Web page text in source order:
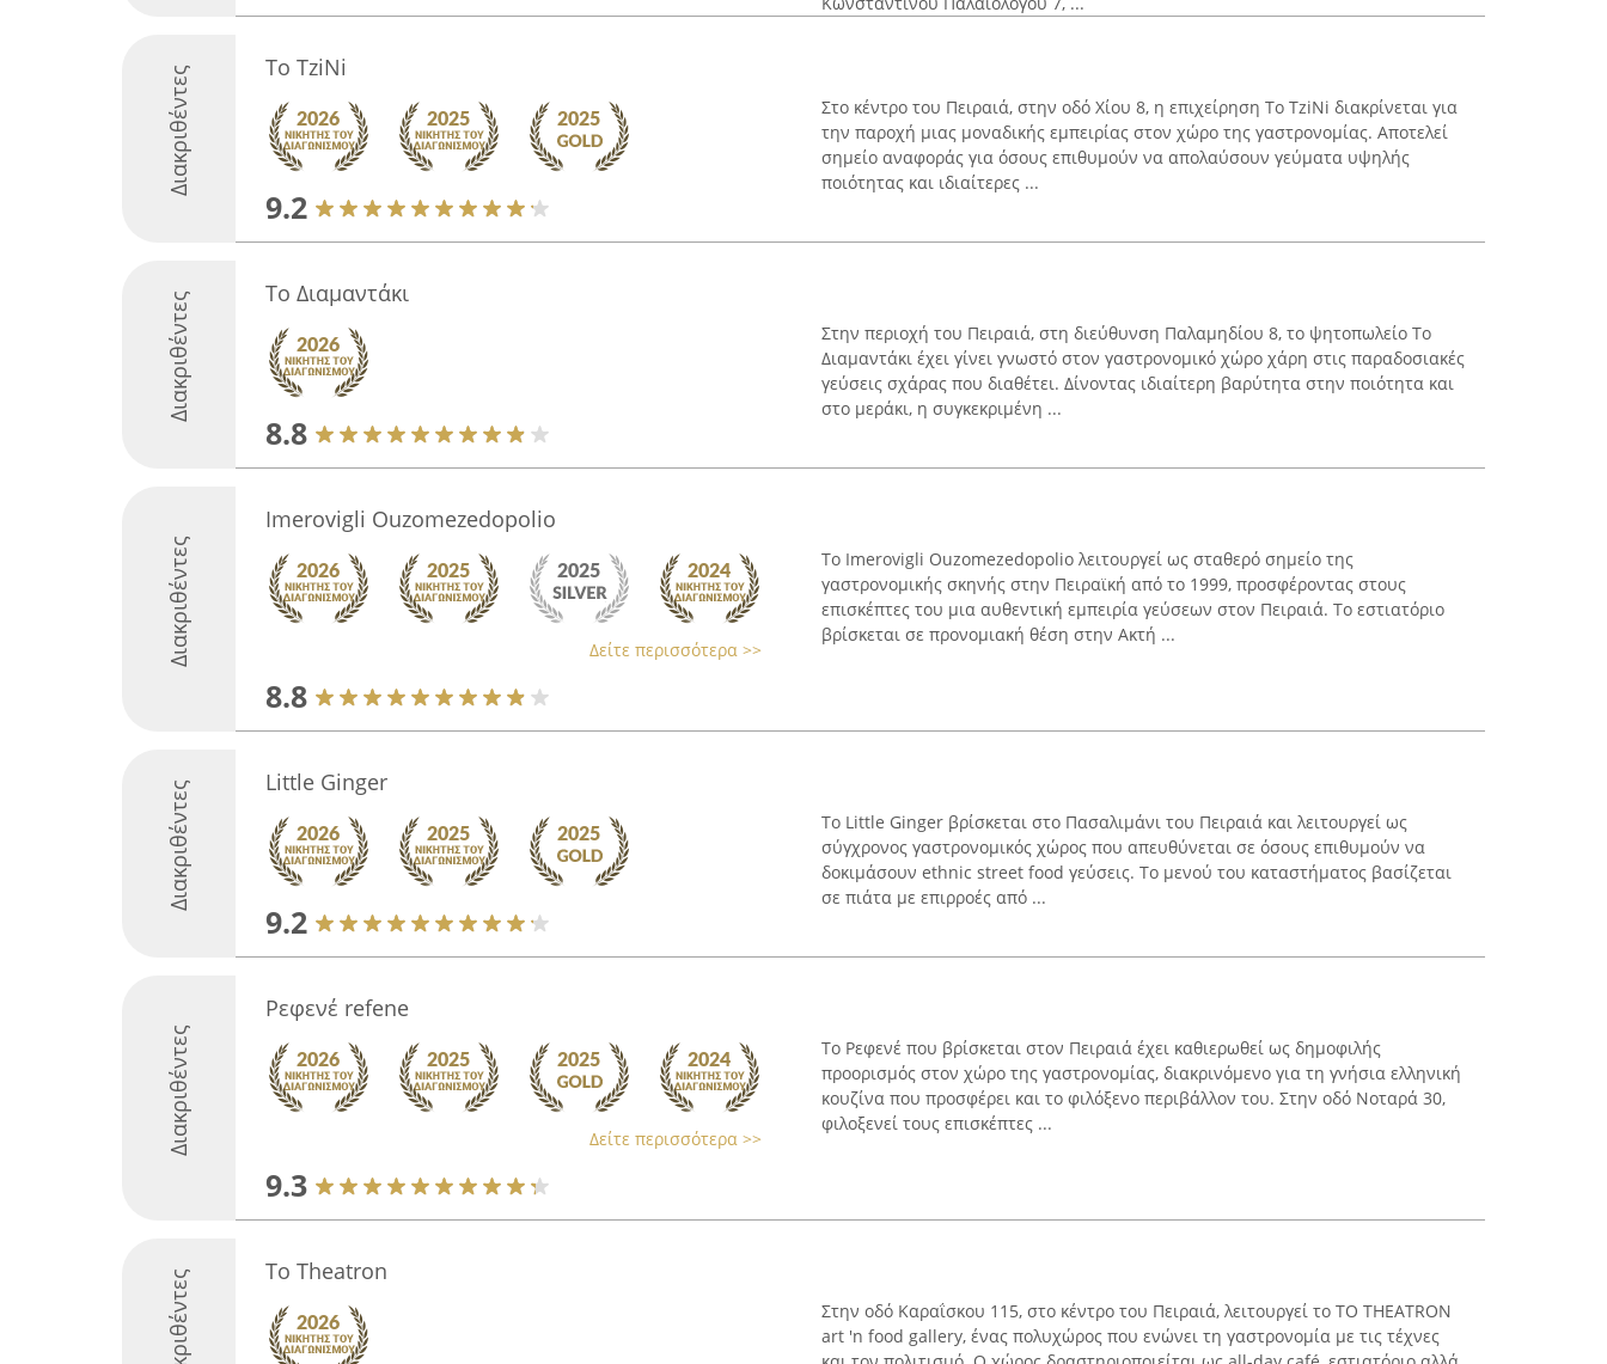
Διακριθέντες To TziNi
9.2
Στο κέντρο του Πειραιά, στην οδό Χίου 8, η επιχείρηση To TziNi διακρίνεται για
την παροχή μιας μοναδικής εμπειρίας στον χώρο της γαστρονομίας. Αποτελεί
σημείο αναφοράς για όσους επιθυμούν να απολαύσουν γεύματα υψηλής
ποιότητας και ιδιαίτερες ...
Διακριθέντες Το Διαμαντάκι
8.8
Στην περιοχή του Πειραιά, στη διεύθυνση Παλαμηδίου 8, το ψητοπωλείο Το
Διαμαντάκι έχει γίνει γνωστό στον γαστρονομικό χώρο χάρη στις παραδοσιακές
γεύσεις σχάρας που διαθέτει. Δίνοντας ιδιαίτερη βαρύτητα στην ποιότητα και
στο μεράκι, η συγκεκριμένη ...
Διακριθέντες
Imerovigli Ouzomezedopolio
Δείτε περισσότερα >>
8.8
Το Imerovigli Ouzomezedopolio λειτουργεί ως σταθερό σημείο της
γαστρονομικής σκηνής στην Πειραϊκή από το 1999, προσφέροντας στους
επισκέπτες του μια αυθεντική εμπειρία γεύσεων στον Πειραιά. Το εστιατόριο
βρίσκεται σε προνομιακή θέση στην Ακτή ...
Διακριθέντες Little Ginger
9.2
Το Little Ginger βρίσκεται στο Πασαλιμάνι του Πειραιά και λειτουργεί ως
σύγχρονος γαστρονομικός χώρος που απευθύνεται σε όσους επιθυμούν να
δοκιμάσουν ethnic street food γεύσεις. Το μενού του καταστήματος βασίζεται
σε πιάτα με επιρροές από ...
Διακριθέντες
Ρεφενέ refene
Δείτε περισσότερα >>
9.3
Το Ρεφενέ που βρίσκεται στον Πειραιά έχει καθιερωθεί ως δημοφιλής
προορισμός στον χώρο της γαστρονομίας, διακρινόμενο για τη γνήσια ελληνική
κουζίνα που προσφέρει και το φιλόξενο περιβάλλον του. Στην οδό Νοταρά 30,
φιλοξενεί τους επισκέπτες ...
Διακριθέντες To Theatron
Στην οδό Καραΐσκου 115, στο κέντρο του Πειραιά, λειτουργεί το TO THEATRON
art 'n food gallery, ένας πολυχώρος που ενώνει τη γαστρονομία με τις τέχνες